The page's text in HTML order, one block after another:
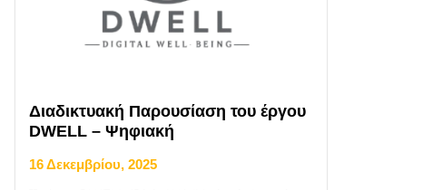
Διαδικτυακή Παρουσίαση του έργου
DWELL – Ψηφιακή
16 Δεκεμβρίου, 2025